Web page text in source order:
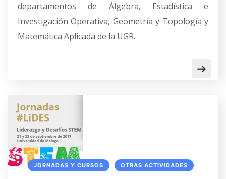
departamentos de Álgebra, Estadística e
Investigación Operativa, Geometría y Topología y
Matemática Aplicada de la UGR.
JORNADAS Y CURSOS OTRAS ACTIVIDADES